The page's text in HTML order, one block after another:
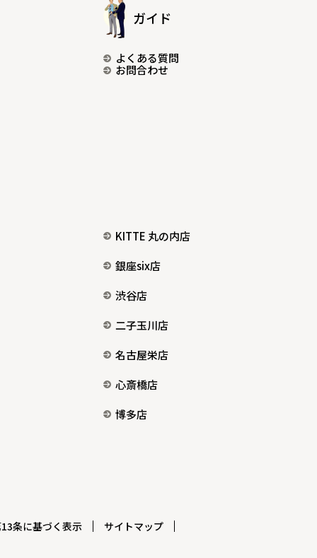
ガイド
よくある質問
お問合わせ
KITTE 丸の内店
銀座six店
渋谷店
二子玉川店
名古屋栄店
心斎橋店
博多店
条に基づく表示 サイトマップ